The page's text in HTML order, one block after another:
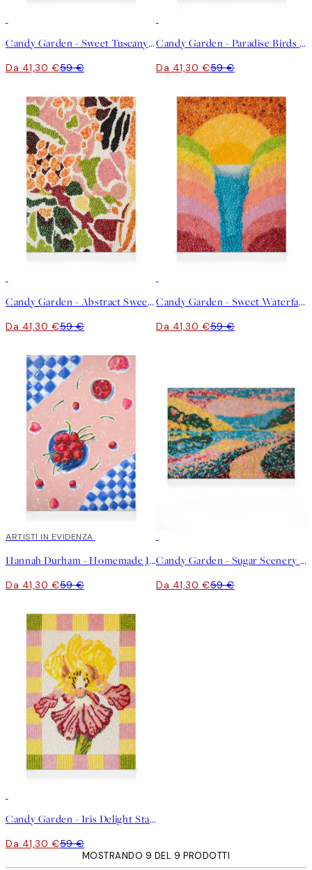
Candy Garden - Sweet Tuscany Stampa su Tela
Da 41,30 €59 €
Candy Garden - Paradise Birds Stampa su Tela
Da 41,30 €59 €
Candy Garden - Abstract Sweetness Stampa su Tela
Da 41,30 €59 €
Candy Garden - Sweet Waterfall Stampa su Tela
Da 41,30 €59 €
30%*
ARTISTI IN EVIDENZA
Hannah Durham - Homemade Jam Stampa su Tela
Da 41,30 €59 €
Candy Garden - Sugar Scenery Stampa su Tela
Da 41,30 €59 €
Candy Garden - Iris Delight Stampa su Tela
Da 41,30 €59 €
MOSTRANDO 9 DEL 9 PRODOTTI